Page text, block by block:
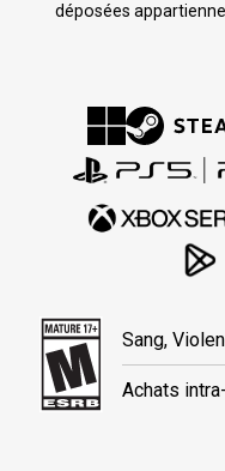
déposées
Sang,
Achats